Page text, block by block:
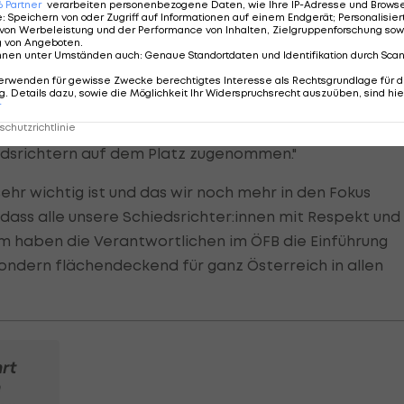
die positiven Auswirkungen wird man aber
Bundesliga-Vorstandvorsitzender
über die Einführung: "Die Europameisterschaft
der 'Kapitäns-Richtlinie' einerseits die
entsteht. Andererseits haben der Respekt
auf dem Platz zugenommen."
wichtig ist und das wir noch mehr in den Fokus
alle unsere Schiedsrichter:innen mit Respekt und
die Verantwortlichen im ÖFB die Einführung
flächendeckend für ganz Österreich in allen
Partner verarbeiten personenbezogene Daten, wie Ihre IP-Adresse und
: Speichern von oder Zugriff auf Informationen auf einem Endgerät;
Werbeleistung und der Performance von Inhalten, Zielgruppenforschung
von Angeboten.
unter Umständen auch: Genaue Standortdaten und Identifikation durch
für gewisse Zwecke berechtigtes Interesse als Rechtsgrundlage für
Details dazu, sowie die Möglichkeit Ihr Widerspruchsrecht auszuüben, sind